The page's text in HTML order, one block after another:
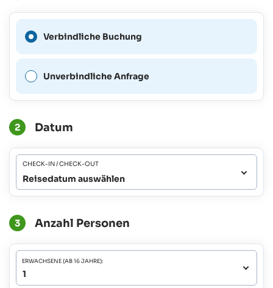
Verbindliche Buchungist für diesen Zeitraum nicht
Unverbindliche Anfrage
2 Datum
CHECK-IN / CHECK-OUT
Reisedatum auswählen
3 Anzahl Personen
ERWACHSENE (AB 16 JAHRE):